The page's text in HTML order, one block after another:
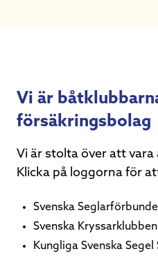
Vi är
försäkringsbolag
Vi är stolta över att
Klicka på loggorna för
Svenska
Svenska
Kungliga Svenska Segel